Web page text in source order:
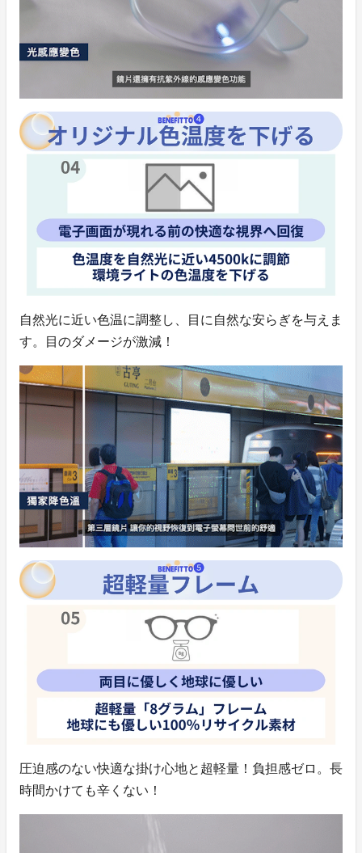
自然光に近い色温に調整し、目に自然な安らぎを与えま
す。目のダメージが激減！
圧迫感のない快適な掛け心地と超軽量！負担感ゼロ。長
時間かけても辛くない！